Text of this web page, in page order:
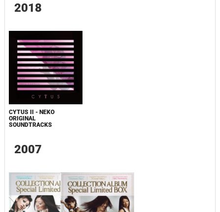
2018
CYTUS II - NEKO
ORIGINAL
SOUNDTRACKS
2007